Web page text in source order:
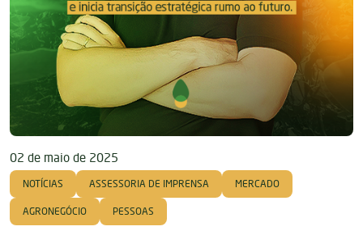
02 de maio de 2025
NOTÍCIAS ASSESSORIA DE IMPRENSA MERCADO
AGRONEGÓCIO PESSOAS